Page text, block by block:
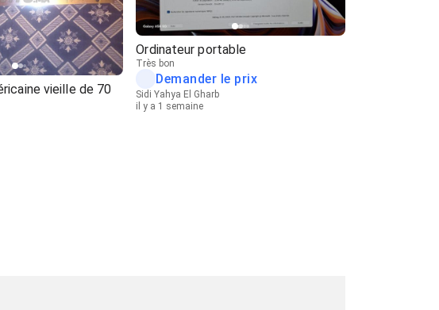
vieille de 70
Ordinateur portable
Très bon
Demander le prix
Sidi Yahya El Gharb
il y a 1 semaine